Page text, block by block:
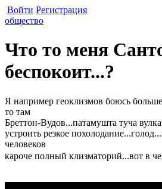
Войти Регистрация
общество
Что то меня
беспокоит...?
Я например геоклизмов боюсь
то там
Бреттон-Вудов...патамушта туча
устроить резкое
человеков
кароче полный клизматорий...вот в